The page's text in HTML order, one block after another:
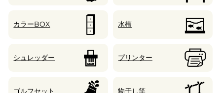
カラーBOX 水槽
シュレッダー プリンター
ゴルフセット 物干し竿